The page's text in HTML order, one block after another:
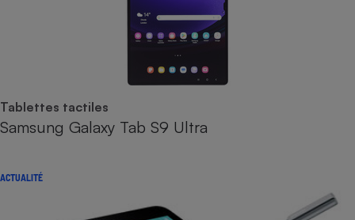
Tablettes tactiles
Samsung Galaxy Tab S9 Ultra
ACTUALITÉ